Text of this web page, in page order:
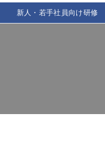
新人・若手社員向け研修